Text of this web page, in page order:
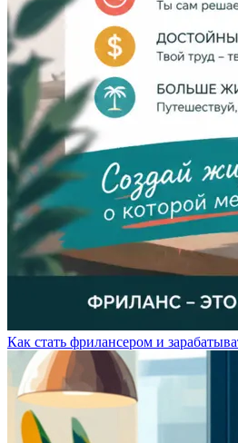
Как стать фрилансером и